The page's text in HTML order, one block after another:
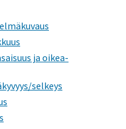
ja oikea-
selkeys